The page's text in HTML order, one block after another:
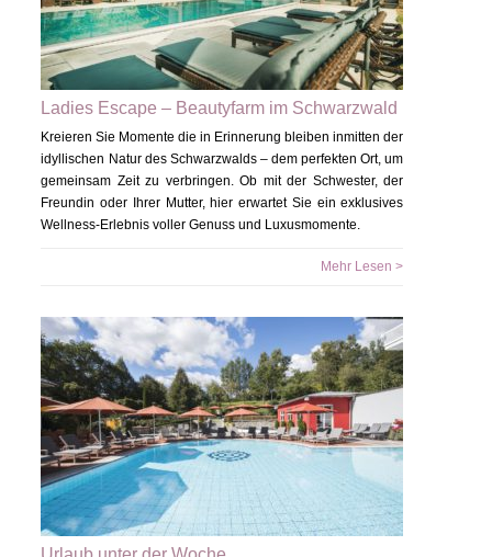
Ladies Escape – Beautyfarm im Schwarzwald
Kreieren Sie Momente die in Erinnerung bleiben inmitten der
idyllischen Natur des Schwarzwalds – dem perfekten Ort, um
gemeinsam Zeit zu verbringen. Ob mit der Schwester, der
Freundin oder Ihrer Mutter, hier erwartet Sie ein exklusives
Wellness-Erlebnis voller Genuss und Luxusmomente.
Mehr Lesen >